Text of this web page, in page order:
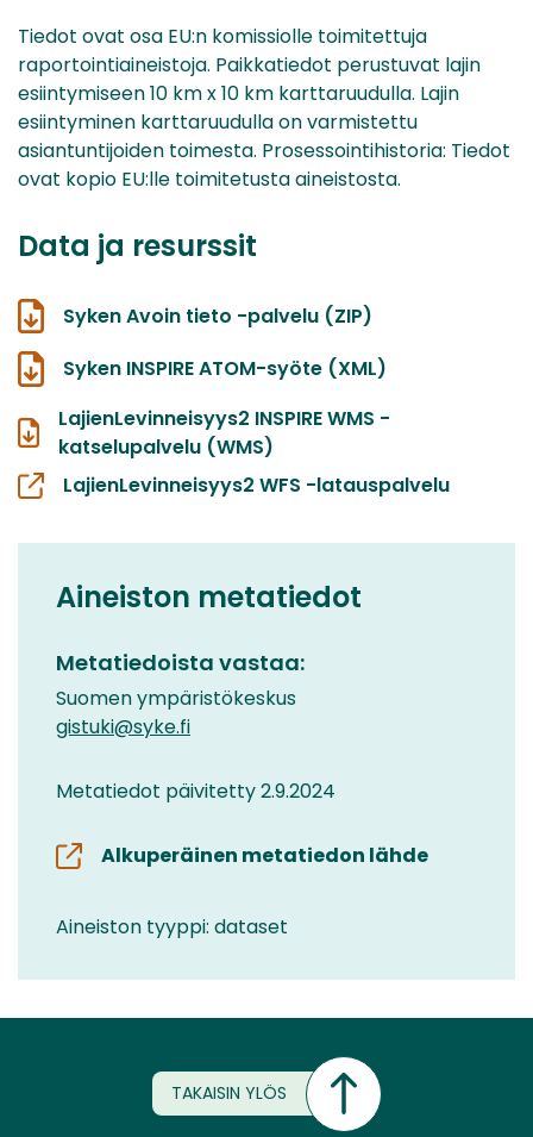
Tiedot ovat osa EU:n komissiolle toimitettuja
raportointiaineistoja. Paikkatiedot perustuvat lajin
esiintymiseen 10 km x 10 km karttaruudulla. Lajin
esiintyminen karttaruudulla on varmistettu
asiantuntijoiden toimesta. Prosessointihistoria: Tiedot
ovat kopio EU:lle toimitetusta aineistosta.
Data ja resurssit
Syken Avoin tieto -palvelu (ZIP)
Syken INSPIRE ATOM-syöte (XML)
LajienLevinneisyys2 INSPIRE WMS -
katselupalvelu (WMS)
LajienLevinneisyys2 WFS -latauspalvelu
Aineiston metatiedot
Metatiedoista vastaa:
Suomen ympäristökeskus
gistuki@syke.fi
Metatiedot päivitetty 2.9.2024
Alkuperäinen metatiedon lähde
Aineiston tyyppi: dataset
TAKAISIN YLÖS